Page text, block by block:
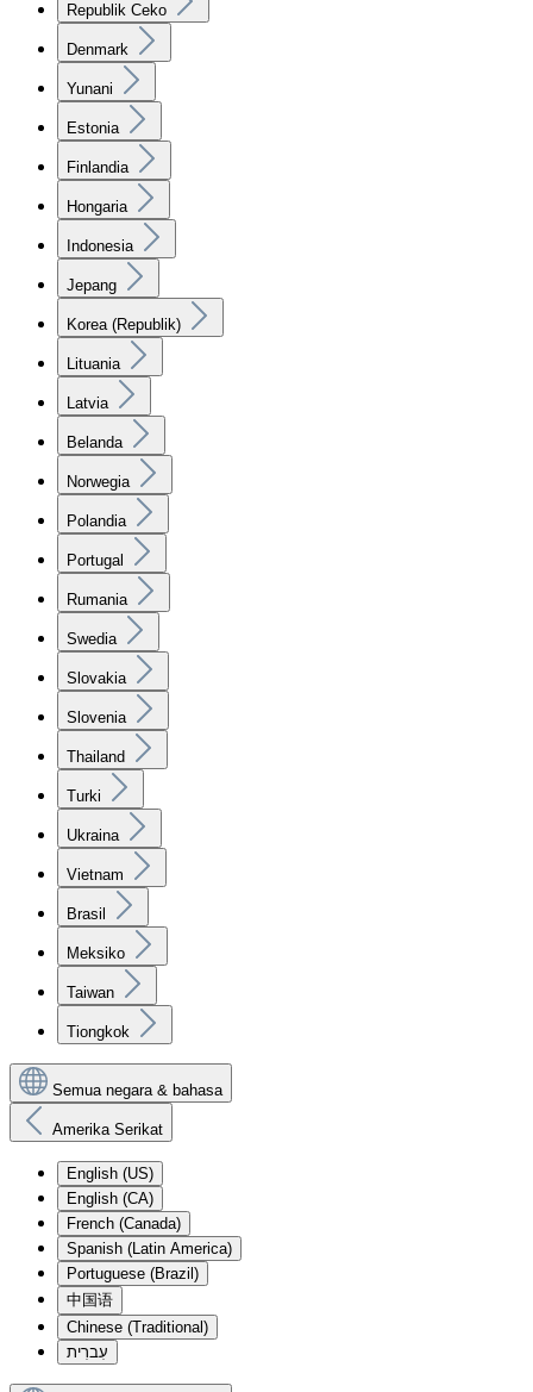
Republik Ceko
Denmark
Yunani
Estonia
Finlandia
Hongaria
Indonesia
Jepang
Korea (Republik)
Lituania
Latvia
Belanda
Norwegia
Polandia
Portugal
Rumania
Swedia
Slovakia
Slovenia
Thailand
Turki
Ukraina
Vietnam
Brasil
Meksiko
Taiwan
Tiongkok
Semua negara & bahasa
Amerika Serikat
English (US)
English (CA)
French (Canada)
Spanish (Latin America)
Portuguese (Brazil)
中国语
Chinese (Traditional)
עִברִית